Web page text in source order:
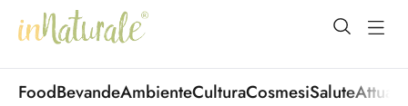
open
FoodBevandeAmbienteCulturaCosmesiSalute